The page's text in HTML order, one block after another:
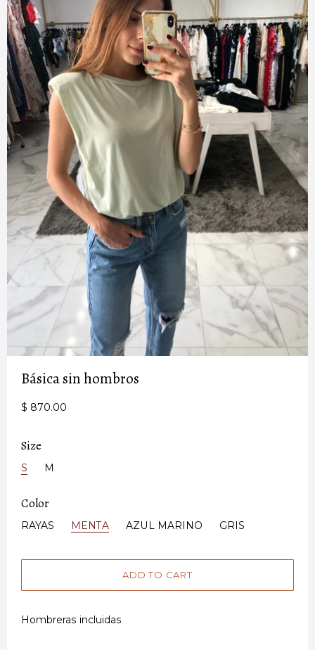
Básica sin hombros
$ 870.00
Size
S M
Color
RAYAS MENTA AZUL MARINO GRIS
Hombreras incluidas